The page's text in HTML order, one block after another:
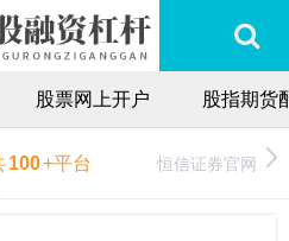
股票网上开户 股指期货
100+平台 恒信证券官网